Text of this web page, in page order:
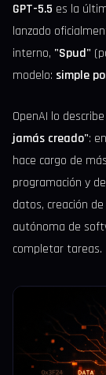
GPT-5.5 es la
lanzado
interno, "Spud"
modelo: simple
OpenAI lo
jamás creado":
hace cargo de
programación y
datos, creación
autónoma de
completar tareas.